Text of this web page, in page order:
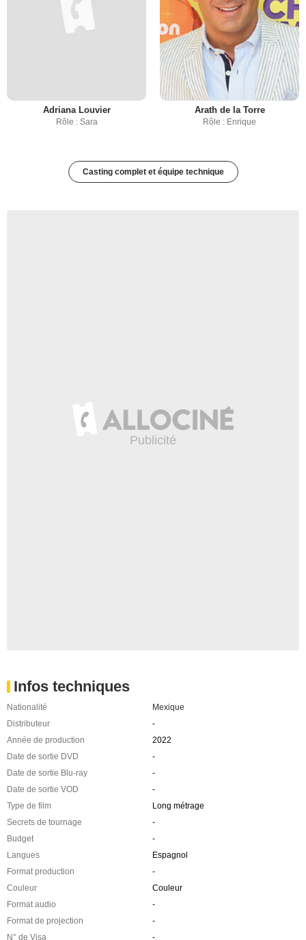
Adriana Louvier
Rôle : Sara
Arath de la Torre
Rôle : Enrique
Casting complet et équipe technique
Infos techniques
Nationalité
Mexique
Distributeur
-
Année de production
2022
Date de sortie DVD
-
Date de sortie Blu-ray
-
Date de sortie VOD
-
Type de film
Long métrage
Secrets de tournage
-
Budget
-
Langues
Espagnol
Format production
-
Couleur
Couleur
Format audio
-
Format de projection
-
N° de Visa
-